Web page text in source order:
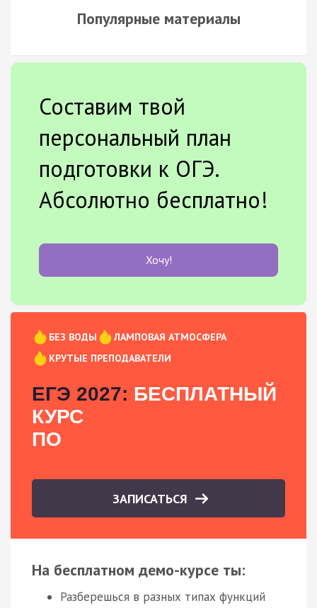
Популярные материалы
Составим твой
персональный план
подготовки к ОГЭ.
Абсолютно бесплатно!
Хочу!
БЕЗ ВОДЫ
ЛАМПОВАЯ АТМОСФЕРА
КРУТЫЕ ПРЕПОДАВАТЕЛИ
ЕГЭ 2027: БЕСПЛАТНЫЙ
КУРС
ПО
ЗАПИСАТЬСЯ
На бесплатном демо-курсе ты:
Разберешься в разных типах функций